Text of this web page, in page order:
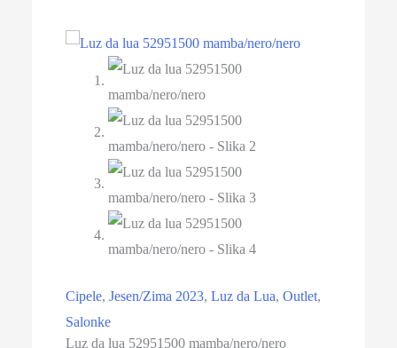
Cipele,Jesen/Zima 2023,Luz da Lua,Outlet,
Salonke
Luz da lua 52951500 mamba/nero/nero